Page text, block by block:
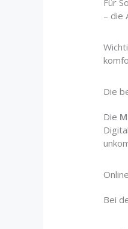
Für
– die
Die
Die
Bei